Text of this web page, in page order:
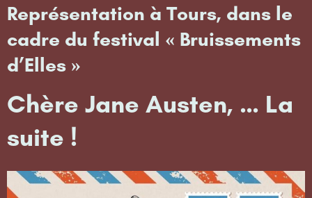
Représentation à Tours, dans le
cadre du festival « Bruissements
d’Elles »
Chère Jane Austen, … La
suite !